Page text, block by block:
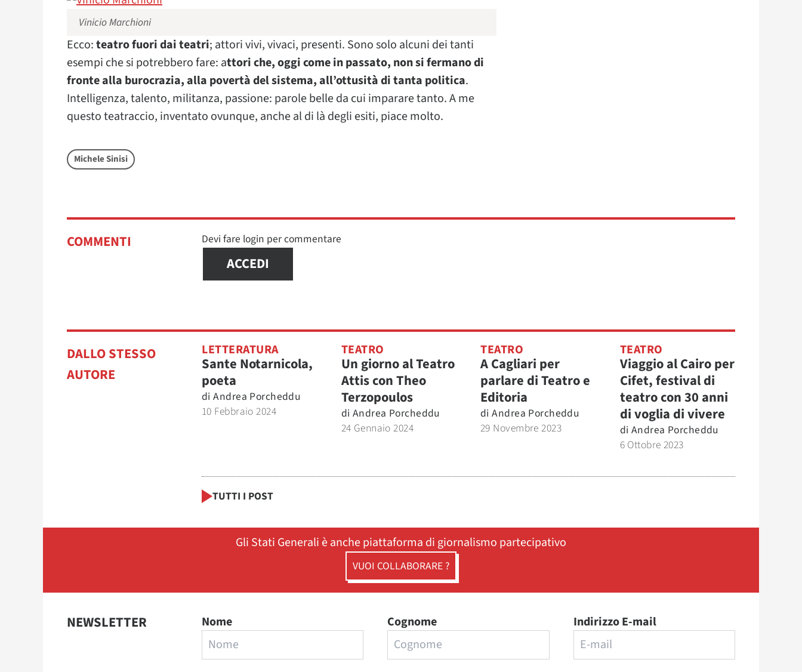
Vinicio Marchioni
Ecco:teatro fuori dai teatri; attori vivi, vivaci, presenti. Sono solo alcuni dei tanti
esempi che si potrebbero fare: attori che, oggi come in passato, non si fermano di
fronte alla burocrazia, alla povertà del sistema, all’ottusità di tanta politica.
Intelligenza, talento, militanza, passione: parole belle da cui imparare tanto. A me
questo teatraccio, inventato ovunque, anche al di là degli esiti, piace molto.
Michele Sinisi
COMMENTI Devi fare login per commentare
ACCEDI
DALLO STESSO
AUTORE
LETTERATURA
Sante Notarnicola,
poeta
di Andrea Porcheddu
10 Febbraio 2024
TEATRO
Un giorno al Teatro
Attis con Theo
Terzopoulos
di Andrea Porcheddu
24 Gennaio 2024
TEATRO
A Cagliari per
parlare di Teatro e
Editoria
di Andrea Porcheddu
29 Novembre 2023
TEATRO
Viaggio al Cairo per
Cifet, festival di
teatro con 30 anni
di voglia di vivere
di Andrea Porcheddu
6 Ottobre 2023
TUTTI I POST
Gli Stati Generali è anche piattaforma di giornalismo partecipativo
VUOI COLLABORARE ?
NEWSLETTER Nome Cognome Indirizzo E-mail